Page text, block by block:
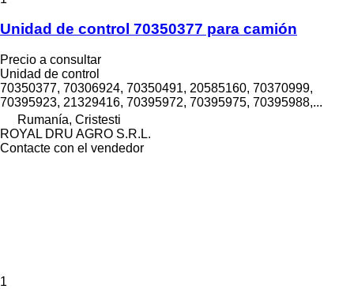
Unidad de control 70350377 para camión
Precio a consultar
Unidad de control
70350377, 70306924, 70350491, 20585160, 70370999,
70395923, 21329416, 70395972, 70395975, 70395988,...
Rumanía, Cristesti
ROYAL DRU AGRO S.R.L.
Contacte con el vendedor
1